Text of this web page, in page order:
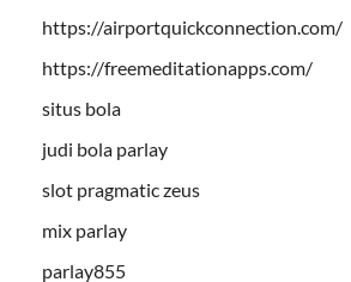
https://airportquickconnection.com/
https://freemeditationapps.com/
situs bola
judi bola parlay
slot pragmatic zeus
mix parlay
parlay855